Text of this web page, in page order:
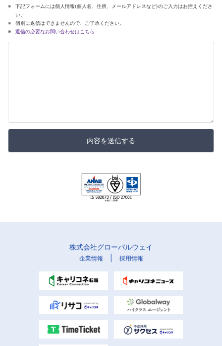
下記フォームには個人情報(個人名、住所、メールアドレスなど)のご入力はお控えくださ
い。
個別に返信はできませんので、ご了承ください。
返信の必要なお問い合わせはこちら
内容を送信する
株式会社グローバルウェイ
企業情報 採用情報